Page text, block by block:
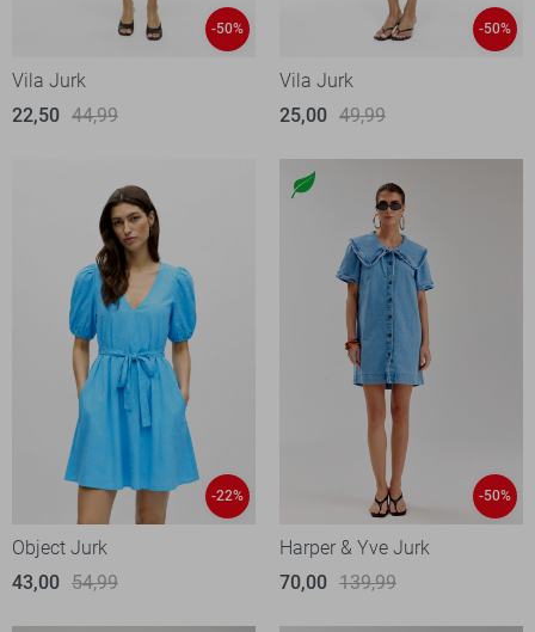
-50%
Vila Jurk
22,50 44,99
-50%
Vila Jurk
25,00 49,99
-22%
Object Jurk
43,00 54,99
-50%
Harper & Yve Jurk
70,00 139,99